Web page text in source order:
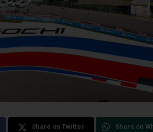
Share on Twitter Share on